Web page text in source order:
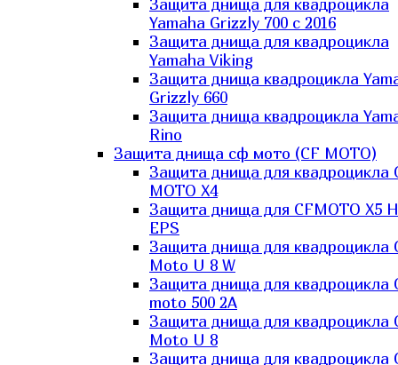
Защита днища для квадроцикла
Yamaha Grizzly 700 с 2016
Защита днища для квадроцикла
Yamaha Viking
Защита днища квадроцикла
Grizzly 660
Защита днища квадроцикла
Rino
Защита днища сф мото (CF MOTO)
Защита днища для квадроцикла
MOTO X4
Защита днища для CFMOTO X5
EPS
Защита днища для квадроцикла
Moto U 8 W
Защита днища для квадроцикла
moto 500 2A
Защита днища для квадроцикла
Moto U 8
Защита днища для квадроцикла